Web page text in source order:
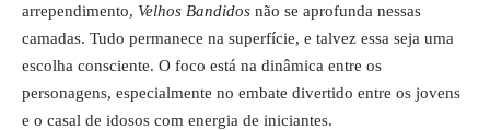
arrependimento, Velhos Bandidos não se aprofunda nessas
camadas. Tudo permanece na superfície, e talvez essa seja uma
escolha consciente. O foco está na dinâmica entre os
personagens, especialmente no embate divertido entre os jovens
e o casal de idosos com energia de iniciantes.